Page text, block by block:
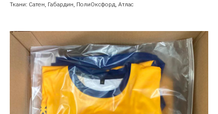
Ткани: Сатен, Габардин, ПолиОксфорд, Атлас